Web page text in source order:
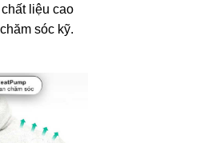
liệu cao
sóc kỹ.